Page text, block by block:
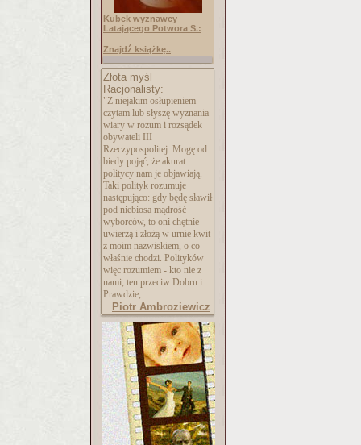
Kubek wyznawcy
Latającego Potwora S.:
Znajdź książkę..
Złota myśl
Racjonalisty:
"Z niejakim osłupieniem
czytam lub słyszę wyznania
wiary w rozum i rozsądek
obywateli III
Rzeczypospolitej. Mogę od
biedy pojąć, że akurat
politycy nam je objawiają.
Taki polityk rozumuje
następująco: gdy będę sławił
pod niebiosa mądrość
wyborców, to oni chętnie
uwierzą i złożą w urnie kwit
z moim nazwiskiem, o co
właśnie chodzi. Polityków
więc rozumiem - kto nie z
nami, ten przeciw Dobru i
Prawdzie,..
Piotr Ambroziewicz